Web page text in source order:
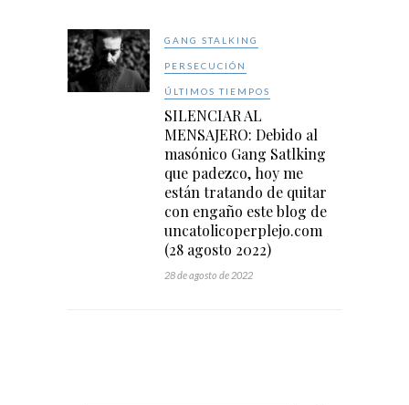
GANG STALKING
PERSECUCIÓN
ÚLTIMOS TIEMPOS
SILENCIAR AL
MENSAJERO: Debido al
masónico Gang Satlking
que padezco, hoy me
están tratando de quitar
con engaño este blog de
uncatolicoperplejo.com
(28 agosto 2022)
28 de agosto de 2022